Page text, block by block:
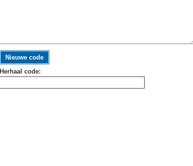
Nieuwe code
Herhaal code: